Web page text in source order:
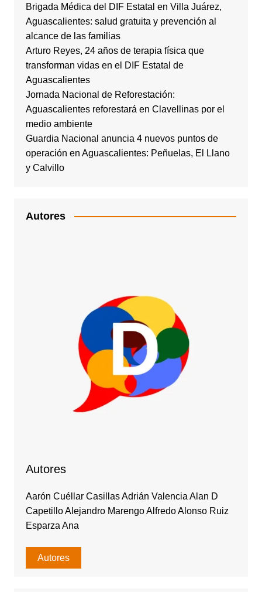
Brigada Médica del DIF Estatal en Villa Juárez,
Aguascalientes: salud gratuita y prevención al
alcance de las familias
Arturo Reyes, 24 años de terapia física que
transforman vidas en el DIF Estatal de
Aguascalientes
Jornada Nacional de Reforestación:
Aguascalientes reforestará en Clavellinas por el
medio ambiente
Guardia Nacional anuncia 4 nuevos puntos de
operación en Aguascalientes: Peñuelas, El Llano
y Calvillo
Autores
Autores
Aarón Cuéllar Casillas Adrián Valencia Alan D
Capetillo Alejandro Marengo Alfredo Alonso Ruiz
Esparza Ana
Autores